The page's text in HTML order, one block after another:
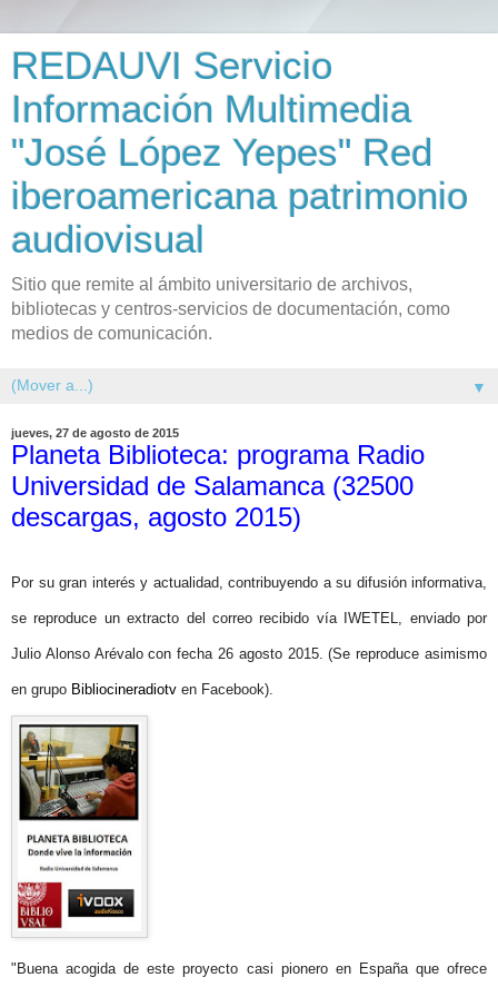
REDAUVI Servicio
Información Multimedia
"José López Yepes" Red
iberoamericana patrimonio
audiovisual
Sitio que remite al ámbito universitario de archivos,
bibliotecas y centros-servicios de documentación, como
medios de comunicación.
▼
jueves, 27 de agosto de 2015
Planeta Biblioteca: programa Radio
Universidad de Salamanca (32500
descargas, agosto 2015)
Por su gran interés y actualidad, contribuyendo a su difusión informativa,
se reproduce un extracto del correo recibido vía IWETEL, enviado por
Julio Alonso Arévalo con fecha 26 agosto 2015. (Se reproduce asimismo
en grupo Bibliocineradiotv en Facebook).
"Buena acogida de este proyecto casi pionero en España que ofrece